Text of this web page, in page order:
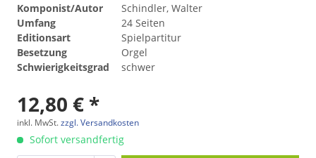
Komponist/Autor
Schindler, Walter
Umfang
24 Seiten
Editionsart
Spielpartitur
Besetzung
Orgel
Schwierigkeitsgrad
schwer
12,80 € *
inkl. MwSt.zzgl. Versandkosten
Sofort versandfertig